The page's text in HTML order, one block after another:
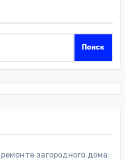
Поиск
загородного дома: